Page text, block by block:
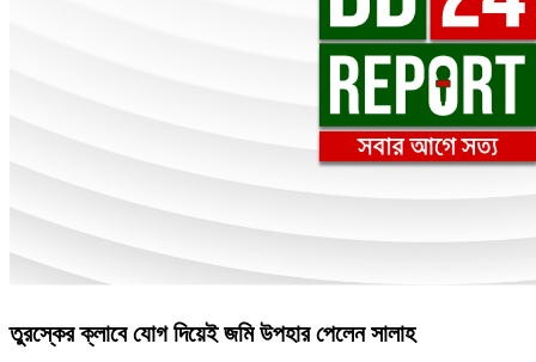
তুরস্কের ক্লাবে যোগ দিয়েই জমি উপহার পেলেন সালাহ